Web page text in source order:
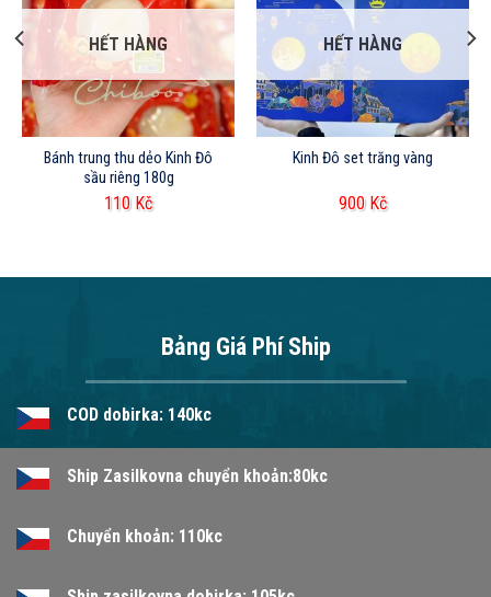
HẾT HÀNG
Bánh trung thu dẻo Kinh Đô
sầu riêng 180g
110 Kč
HẾT HÀNG
Kinh Đô set trăng vàng
900 Kč
Bảng Giá Phí Ship
COD dobirka: 140kc
Ship Zasilkovna chuyển khoản:80kc
Chuyển khoản: 110kc